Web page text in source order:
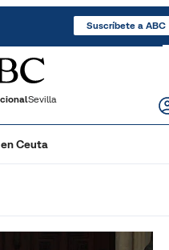
Suscríbete a ABC
Sevilla
Ceuta